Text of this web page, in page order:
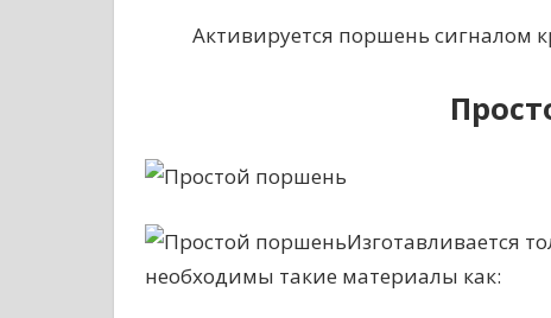
Активируется поршень сигналом
Изготавливается
необходимы такие материалы как: